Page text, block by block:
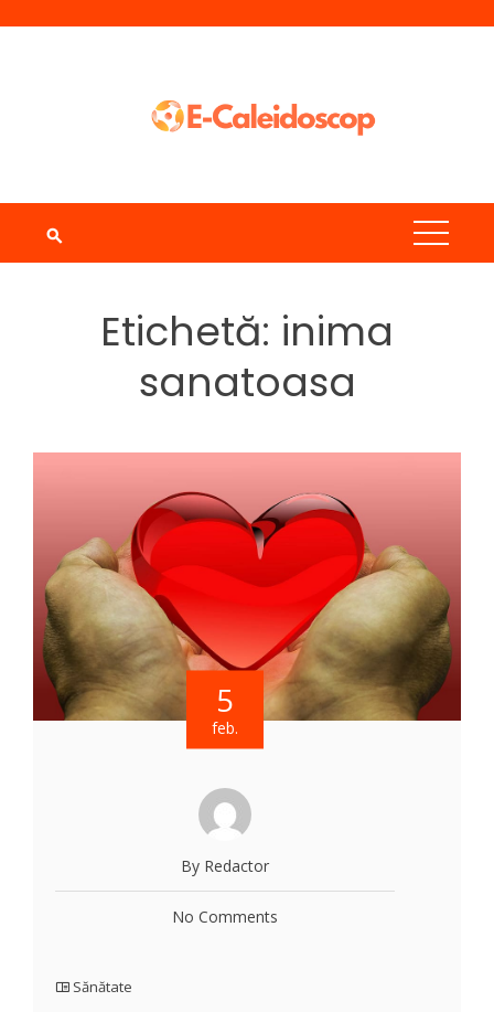
Etichetă: inima
sanatoasa
5
feb.
By Redactor
No Comments
Sănătate